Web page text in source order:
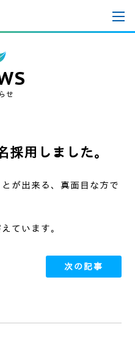
せ
採用しました。
が出来る、真面目な方で
ています。
次の記事